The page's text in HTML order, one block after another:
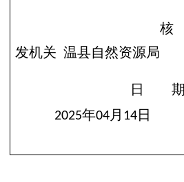
核
发机关 温县自然资源局
日 期
2025年04月 14日